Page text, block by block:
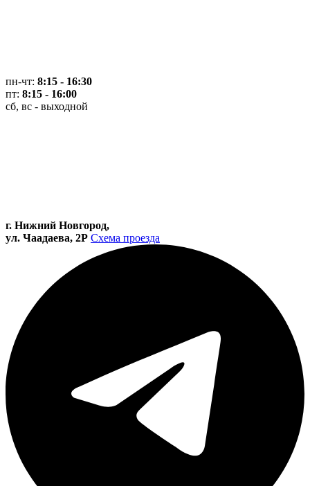
пн-чт: 8:15 - 16:30
пт: 8:15 - 16:00
сб, вс - выходной
г. Нижний Новгород,
ул. Чаадаева, 2Р Схема проезда